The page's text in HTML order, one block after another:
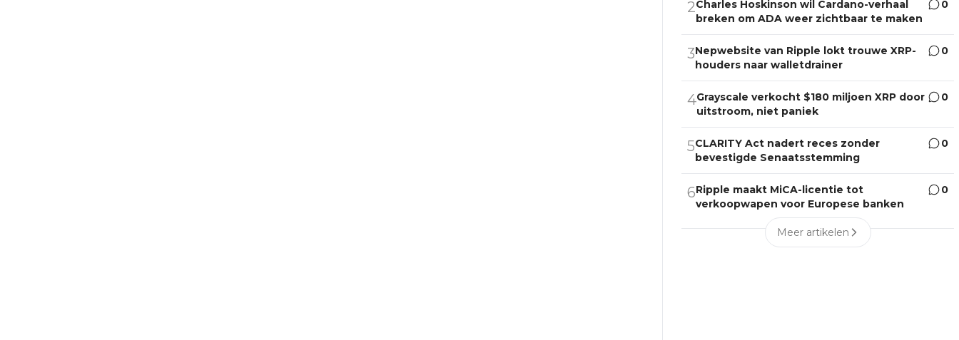
2Charles Hoskinson wil Cardano-verhaal
breken om ADA weer zichtbaar te maken
0
3Nepwebsite van Ripple lokt trouwe XRP-
houders naar walletdrainer
0
4Grayscale verkocht $180 miljoen XRP door
uitstroom, niet paniek
0
5CLARITY Act nadert reces zonder
bevestigde Senaatsstemming
0
6Ripple maakt MiCA-licentie tot
verkoopwapen voor Europese banken
0
Meer artikelen